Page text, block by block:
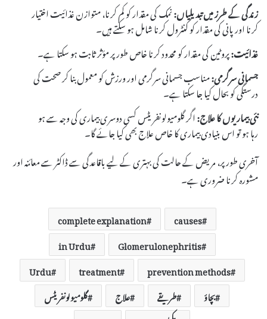
زندگی کے طرز میں تبدیلیاں:نمک کی مقدار کو کم کرنا، متوازن غذائیت اختیار
کرنا اور پانی کی مقدار کو کنٹرول کرنا شامل ہو سکتے ہیں۔
غذائیت:پروٹین کی مقدار کو محدود کرنا خاص طور پر مؤثر ثابت ہو سکتا ہے۔
جسمانی سرگرمی:مناسب جسمانی سرگرمی اور ورزش کو معمول بنا کر صحت کی
درستگی کو بحال کیا جا سکتا ہے۔
نئی بیماریوں کا علاج:اگر گلومیولونفریٹس کسی دوسری بیماری کی وجہ سے ہو
رہا ہو تو اس بنیادی بیماری کا خاص علاج بھی کیا جائے گا۔
آخری طور پر، مریض کے حالت کی بہتری کے لیے باقاعدگی سے ڈاکٹر سے معائنہ اور
مشورہ کرنا ضروری ہے۔
causes
complete explanation
Glomerulonephritis
in Urdu
prevention methods
treatment
Urdu
بچاؤ
طریقے علاج
گلومیولونفریٹس